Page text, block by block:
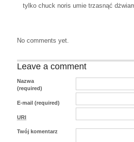
tylko chuck noris umie trzasnąć
No comments yet.
Leave a comment
Nazwa
(required)
E-mail (required)
URI
Twój komentarz